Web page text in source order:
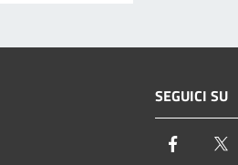
SEGUICI SU
Facebook